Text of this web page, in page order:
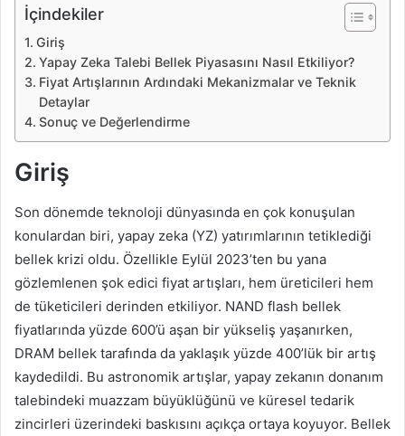
e
k
İçindekiler
Giriş
Yapay Zeka Talebi Bellek Piyasasını Nasıl Etkiliyor?
Fiyat Artışlarının Ardındaki Mekanizmalar ve Teknik
Detaylar
Sonuç ve Değerlendirme
Giriş
Son dönemde teknoloji dünyasında en çok konuşulan
konulardan biri, yapay zeka (YZ) yatırımlarının tetiklediği
bellek krizi oldu. Özellikle Eylül 2023’ten bu yana
gözlemlenen şok edici fiyat artışları, hem üreticileri hem
de tüketicileri derinden etkiliyor. NAND flash bellek
fiyatlarında yüzde 600’ü aşan bir yükseliş yaşanırken,
DRAM bellek tarafında da yaklaşık yüzde 400’lük bir artış
kaydedildi. Bu astronomik artışlar, yapay zekanın donanım
talebindeki muazzam büyüklüğünü ve küresel tedarik
zincirleri üzerindeki baskısını açıkça ortaya koyuyor. Bellek